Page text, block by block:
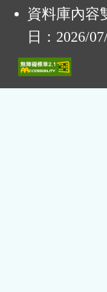
資料庫內容
日：2026/